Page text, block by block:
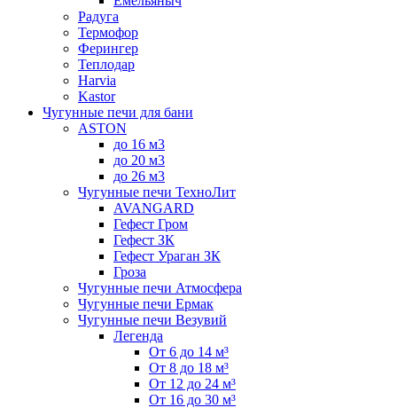
Радуга
Термофор
Ферингер
Теплодар
Harvia
Kastor
Чугунные печи для бани
ASTON
до 16 м3
до 20 м3
до 26 м3
Чугунные печи ТехноЛит
AVANGARD
Гефест Гром
Гефест ЗК
Гефест Ураган ЗК
Гроза
Чугунные печи Атмосфера
Чугунные печи Ермак
Чугунные печи Везувий
Легенда
От 6 до 14 м³
От 8 до 18 м³
От 12 до 24 м³
От 16 до 30 м³